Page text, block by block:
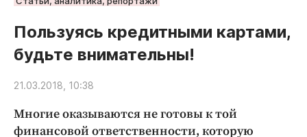
Новости компаний
Статьи
Народные новости
Благоустройство
Пользуясь кредитными картами,
будьте внимательны!
21.03.2018, 10:38
Многие оказываются не готовы к той
финансовой ответственности, которую